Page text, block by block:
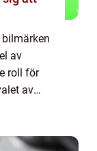
av
roll för
av